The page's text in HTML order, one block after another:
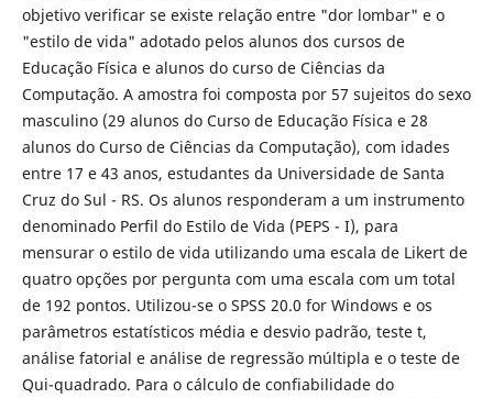
objetivo verificar se existe relação entre "dor lombar" e o
"estilo de vida" adotado pelos alunos dos cursos de
Educação Física e alunos do curso de Ciências da
Computação. A amostra foi composta por 57 sujeitos do sexo
masculino (29 alunos do Curso de Educação Física e 28
alunos do Curso de Ciências da Computação), com idades
entre 17 e 43 anos, estudantes da Universidade de Santa
Cruz do Sul - RS. Os alunos responderam a um instrumento
denominado Perfil do Estilo de Vida (PEPS - I), para
mensurar o estilo de vida utilizando uma escala de Likert de
quatro opções por pergunta com uma escala com um total
de 192 pontos. Utilizou-se o SPSS 20.0 for Windows e os
parâmetros estatísticos média e desvio padrão, teste t,
análise fatorial e análise de regressão múltipla e o teste de
Qui-quadrado. Para o cálculo de confiabilidade do